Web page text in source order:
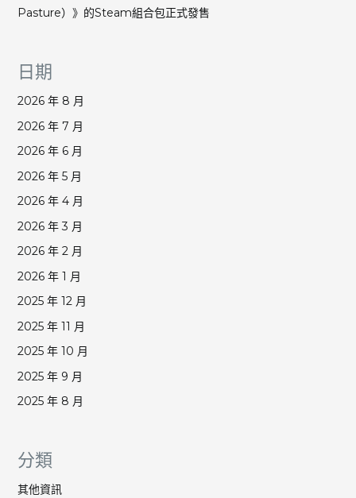
Pasture）》的Steam組合包正式發售
日期
2026 年 8 月
2026 年 7 月
2026 年 6 月
2026 年 5 月
2026 年 4 月
2026 年 3 月
2026 年 2 月
2026 年 1 月
2025 年 12 月
2025 年 11 月
2025 年 10 月
2025 年 9 月
2025 年 8 月
分類
其他資訊